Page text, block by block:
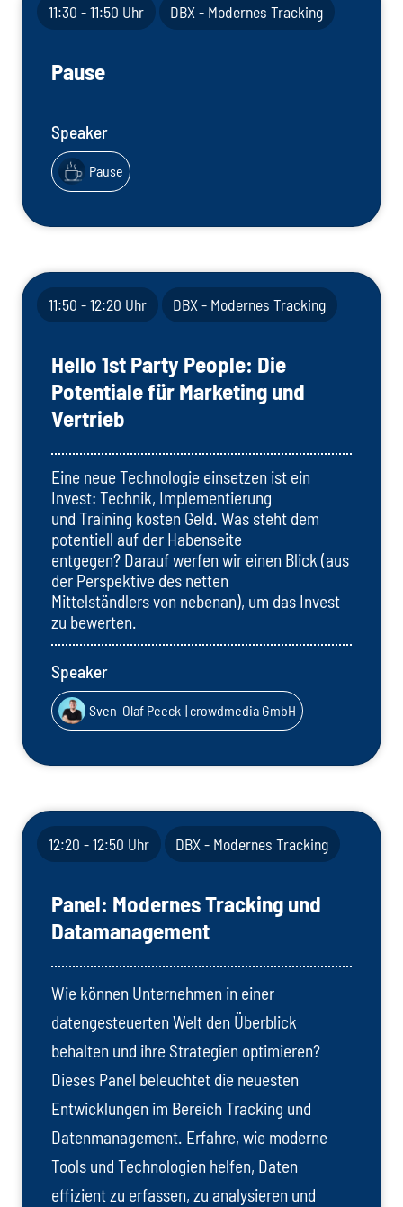
11:30 - 11:50 Uhr DBX - Modernes Tracking
Pause
Speaker
Pause
11:50 - 12:20 Uhr DBX - Modernes Tracking
Hello 1st Party People: Die
Potentiale für Marketing und
Vertrieb
Eine neue Technologie einsetzen ist ein
Invest: Technik, Implementierung
und Training kosten Geld. Was steht dem
potentiell auf der Habenseite
entgegen? Darauf werfen wir einen Blick (aus
der Perspektive des netten
Mittelständlers von nebenan), um das Invest
zu bewerten.
Speaker
Sven-Olaf Peeck | crowdmedia GmbH
12:20 - 12:50 Uhr DBX - Modernes Tracking
Panel: Modernes Tracking und
Datamanagement
Wie können Unternehmen in einer
datengesteuerten Welt den Überblick
behalten und ihre Strategien optimieren?
Dieses Panel beleuchtet die neuesten
Entwicklungen im Bereich Tracking und
Datenmanagement. Erfahre, wie moderne
Tools und Technologien helfen, Daten
effizient zu erfassen, zu analysieren und